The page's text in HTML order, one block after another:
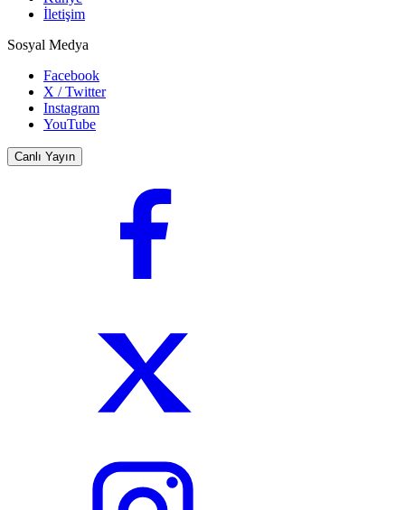
İletişim
Sosyal Medya
Facebook
X / Twitter
Instagram
YouTube
Canlı Yayın